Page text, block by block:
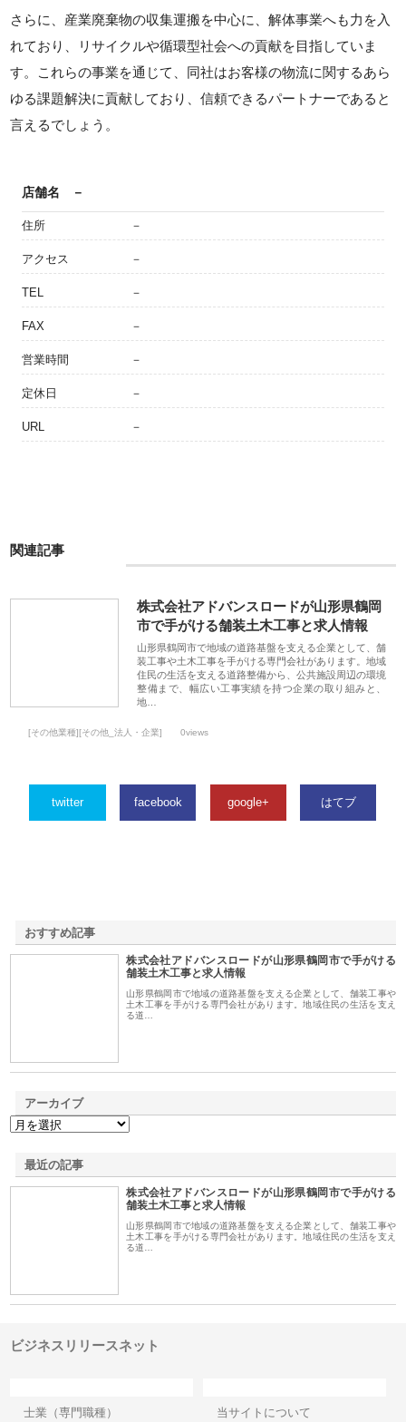
さらに、産業廃棄物の収集運搬を中心に、解体事業へも力を入
れており、リサイクルや循環型社会への貢献を目指していま
す。これらの事業を通じて、同社はお客様の物流に関するあら
ゆる課題解決に貢献しており、信頼できるパートナーであると
言えるでしょう。
店舗名 －
住所 －
アクセス －
TEL －
FAX －
営業時間 －
定休日 －
URL －
関連記事
株式会社アドバンスロードが山形県鶴岡
市で手がける舗装土木工事と求人情報
山形県鶴岡市で地域の道路基盤を支える企業として、舗
装工事や土木工事を手がける専門会社があります。地域
住民の生活を支える道路整備から、公共施設周辺の環境
整備まで、幅広い工事実績を持つ企業の取り組みと、
地…
[その他業種][その他_法人・企業] 0views
twitter facebook google+ はてブ
おすすめ記事
株式会社アドバンスロードが山形県鶴岡市で手がける
舗装土木工事と求人情報
山形県鶴岡市で地域の道路基盤を支える企業として、舗装工事や
土木工事を手がける専門会社があります。地域住民の生活を支え
る道…
アーカイブ
最近の記事
株式会社アドバンスロードが山形県鶴岡市で手がける
舗装土木工事と求人情報
山形県鶴岡市で地域の道路基盤を支える企業として、舗装工事や
土木工事を手がける専門会社があります。地域住民の生活を支え
る道…
ビジネスリリースネット
士業（専門職種）
当サイトについて